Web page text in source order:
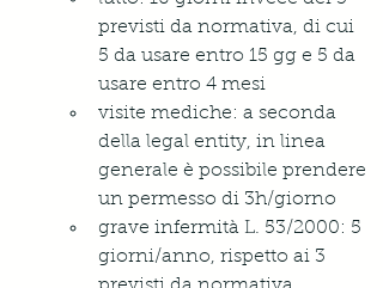
previsti da normativa, di cui
5 da usare entro 15 gg e 5 da
usare entro 4 mesi
visite mediche: a seconda
della legal entity, in linea
generale è possibile prendere
un permesso di 3h/giorno
grave infermità L. 53/2000: 5
giorni/anno, rispetto ai 3